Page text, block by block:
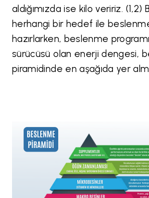
aldığımızda ise kilo veririz. (1,2)
herhangi bir hedef ile
hazırlarken, beslenme
sürücüsü olan enerji dengesi,
piramidinde en aşağıda yer